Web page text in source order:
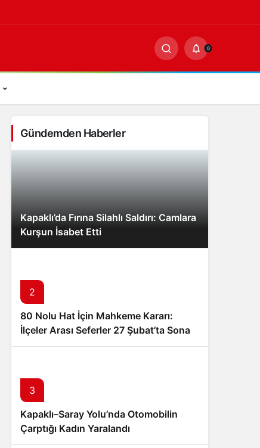
0
Gündemden Haberler
Kapaklı’da Fırına Silahlı Saldırı: Camlara
Kurşun İsabet Etti
2
80 Nolu Hat İçin Mahkeme Kararı:
İlçeler Arası Seferler 27 Şubat’ta Sona
Eriyor
3
Kapaklı–Saray Yolu’nda Otomobilin
Çarptığı Kadın Yaralandı